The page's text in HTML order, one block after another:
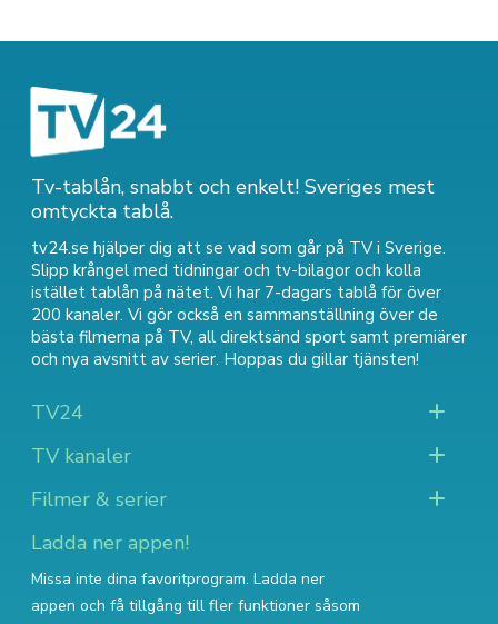
Tv-tablån, snabbt och enkelt! Sveriges mest
omtyckta tablå.
tv24.se hjälper dig att se vad som går på TV i Sverige.
Slipp krångel med tidningar och tv-bilagor och kolla
istället tablån på nätet. Vi har 7-dagars tablå för över
200 kanaler. Vi gör också en sammanställning över de
bästa filmerna på TV, all direktsänd sport samt premiärer
och nya avsnitt av serier. Hoppas du gillar tjänsten!
TV24
TV kanaler
Filmer & serier
Ladda ner appen!
Missa inte dina favoritprogram. Ladda ner
appen och få tillgång till fler funktioner såsom